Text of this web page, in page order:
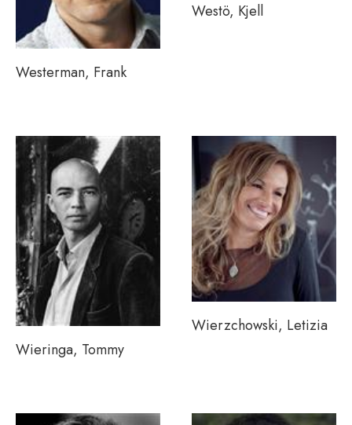
Westerman, Frank
Westö, Kjell
Wieringa, Tommy
Wierzchowski, Letizia